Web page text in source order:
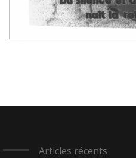
Articles récents